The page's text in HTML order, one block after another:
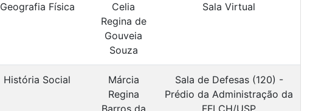
Geografia Física
Celia
Regina de
Gouveia
Souza
Sala Virtual
História Social
Márcia
Regina
Barros da
Sala de Defesas (120) -
Prédio da Administração da
FFLCH/USP